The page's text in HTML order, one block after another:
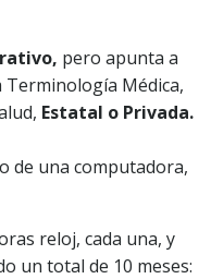
pero apunta a
Terminología Médica,
Estatal o Privada.
de una computadora,
reloj, cada una, y
un total de 10 meses: